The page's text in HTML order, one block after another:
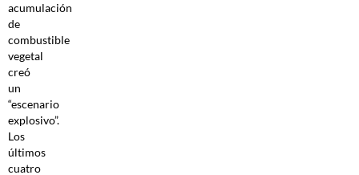
acumulación
de
combustible
vegetal
creó
un
“escenario
explosivo”.
Los
últimos
cuatro